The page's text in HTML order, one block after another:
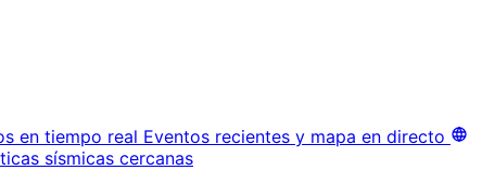
en tiempo real Eventos recientes y mapa en directo
sísmicas cercanas